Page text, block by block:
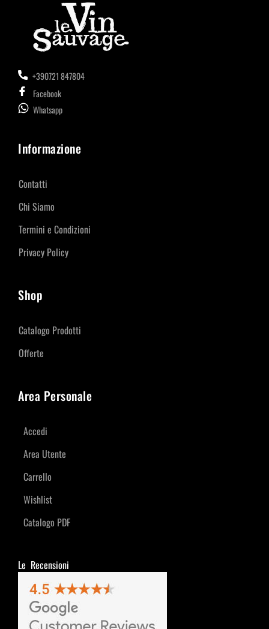
+390721 847804
Facebook
Whatsapp
Informazione
Contatti
Chi Siamo
Termini e Condizioni
Privacy Policy
Shop
Catalogo Prodotti
Offerte
Area Personale
Accedi
Area Utente
Carrello
Wishlist
Catalogo PDF
Le Recensioni